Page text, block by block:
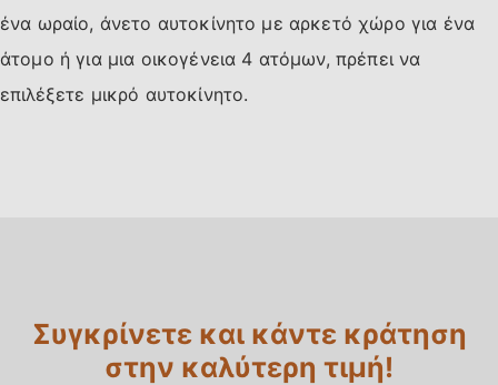
ένα ωραίο, άνετο αυτοκίνητο με αρκετό χώρο για ένα
άτομο ή για μια οικογένεια 4 ατόμων, πρέπει να
επιλέξετε μικρό αυτοκίνητο.
Συγκρίνετε και κάντε κράτηση
στην καλύτερη τιμή!